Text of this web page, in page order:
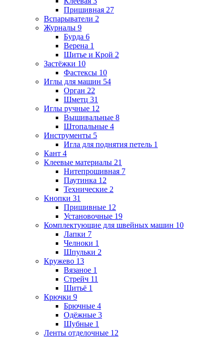
Пришивная 27
Вспарыватели 2
Журналы 9
Бурда 6
Верена 1
Шитье и Крой 2
Застёжки 10
Фастексы 10
Иглы для машин 54
Орган 22
Шметц 31
Иглы ручные 12
Вышивальные 8
Штопальные 4
Инструменты 5
Игла для поднятия петель 1
Кант 4
Клеевые материалы 21
Нитепрошивная 7
Паутинка 12
Технические 2
Кнопки 31
Пришивные 12
Установочные 19
Комплектующие для швейных машин 10
Лапки 7
Челноки 1
Шпульки 2
Кружево 13
Вязаное 1
Стрейч 11
Шитьё 1
Крючки 9
Брючные 4
Одёжные 3
Шубные 1
Ленты отделочные 12